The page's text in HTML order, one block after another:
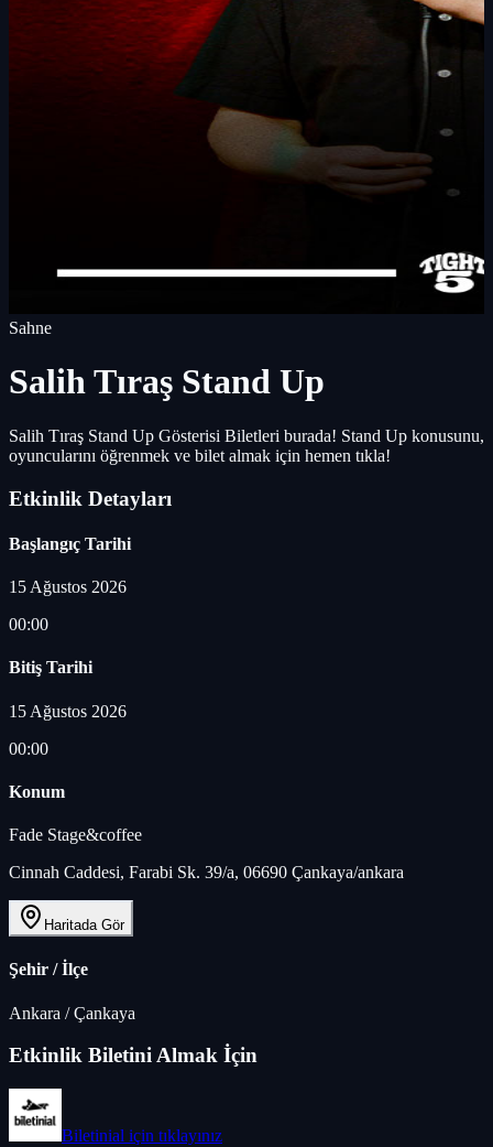
Sahne
Salih Tıraş Stand Up
Salih Tıraş Stand Up Gösterisi Biletleri burada! Stand Up konusunu,
oyuncularını öğrenmek ve bilet almak için hemen tıkla!
Etkinlik Detayları
Başlangıç Tarihi
15 Ağustos 2026
00:00
Bitiş Tarihi
15 Ağustos 2026
00:00
Konum
Fade Stage&coffee
Cinnah Caddesi, Farabi Sk. 39/a, 06690 Çankaya/ankara
Haritada Gör
Şehir / İlçe
Ankara /Çankaya
Etkinlik Biletini Almak İçin
Biletinial için tıklayınız